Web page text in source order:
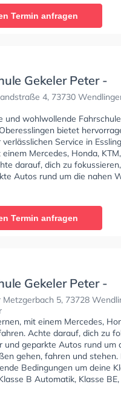
Klasse BF17, Klasse A2,
zu erhalten. Die
Peter Fahrschule Sie
Termin anfragen
Gekeler Peter -
Oberesslingen
4, 73730
und wohlwollende
bietet
verlässlichen Service in
einem Mercedes, Honda,
darauf, dich zu
Autos rund um die nahen
stehen. Die Fahrschule bietet
BE, Klasse AM, Klasse
- Prüfbescheinigung zu
- Esslingen/Oberesslingen
Termin anfragen
Gekeler Peter -
Stadtmitte
Metzgerbach 5, 73728
mit einem Mercedes,
Achte darauf, dich zu
und geparkte Autos rund um
gehen, fahren und
Bedingungen um deine
B Automatik, Klasse
Klasse L und Mofa -